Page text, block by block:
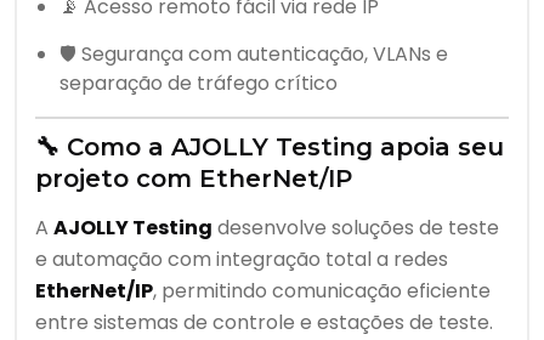
📡 Acesso remoto fácil via rede IP
🛡️ Segurança com autenticação, VLANs e
separação de tráfego crítico
🔧 Como a AJOLLY Testing apoia seu
projeto com EtherNet/IP
A AJOLLY Testing desenvolve soluções de teste
e automação com integração total a redes
EtherNet/IP, permitindo comunicação eficiente
entre sistemas de controle e estações de teste.